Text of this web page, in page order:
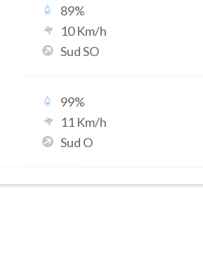
89%
10Km/h
Sud SO
99%
11 Km/h
Sud O